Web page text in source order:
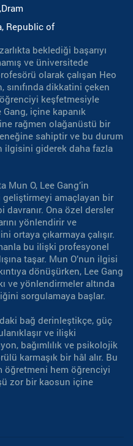
Republic of
beklediği başarıyı
ve üniversitede
olarak çalışan Heo
sınıfında dikkatini çeken
keşfetmesiyle
Gang, içine kapanık
rağmen olağanüstü bir
sahiptir ve bu durum
ilgisini giderek daha fazla
Mun O, Lee Gang’in
amaçlayan bir
davranır. Ona özel dersler
yönlendirir ve
ortaya çıkarmaya çalışır.
bu ilişki profesyonel
taşar. Mun O’nun ilgisi
dönüşürken, Lee Gang
ve yönlendirmeler altında
sorgulamaya başlar.
bağ derinleştikçe, güç
ve ilişki
bağımlılık ve psikolojik
karmaşık bir hâl alır. Bu
öğretmeni hem öğrenciyi
zor bir kaosun içine